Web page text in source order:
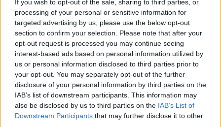
If you wish to opt-out of the sale, sharing to third parties, or
processing of your personal or sensitive information for
targeted advertising by us, please use the below opt-out
section to confirm your selection. Please note that after your
opt-out request is processed you may continue seeing
interest-based ads based on personal information utilized by
us or personal information disclosed to third parties prior to
your opt-out. You may separately opt-out of the further
disclosure of your personal information by third parties on the
IAB’s list of downstream participants. This information may
also be disclosed by us to third parties on the IAB’s List of
Downstream Participants that may further disclose it to other
KAPCSOLÓDÓ CIKKEK TÖBB A SZERZŐTŐL
Elektromos
autó
A Volkswagen csendben kínai
technológiára építi az elektromos
jövőjét
A BYD hat szabadalommal készül a
2027-es szilárdtest-akkumulátor-